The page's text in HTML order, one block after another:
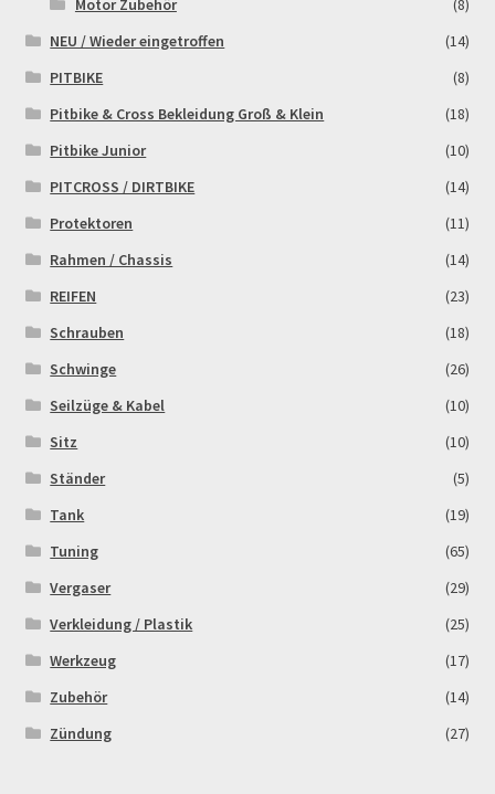
Motor Zubehör
(8)
NEU / Wieder eingetroffen
(14)
PITBIKE
(8)
Pitbike & Cross Bekleidung Groß & Klein
(18)
Pitbike Junior
(10)
PITCROSS / DIRTBIKE
(14)
Protektoren
(11)
Rahmen / Chassis
(14)
REIFEN
(23)
Schrauben
(18)
Schwinge
(26)
Seilzüge & Kabel
(10)
Sitz
(10)
Ständer
(5)
Tank
(19)
Tuning
(65)
Vergaser
(29)
Verkleidung / Plastik
(25)
Werkzeug
(17)
Zubehör
(14)
Zündung
(27)